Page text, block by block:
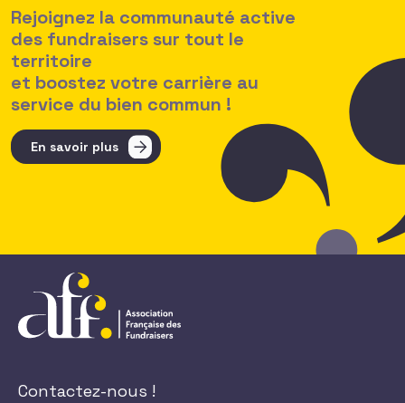
Rejoignez la communauté active
des fundraisers sur tout le
territoire
et boostez votre carrière au
service du bien commun !
En savoir plus
Contactez-nous !